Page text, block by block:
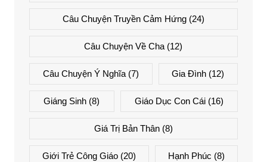
Câu Chuyện Truyền Cảm Hứng(24)
Câu Chuyện Về Cha (12)
Câu Chuyện Ý Nghĩa(7) Gia Đình (12)
Giáng Sinh (8) Giáo Dục Con Cái(16)
Giá Trị Bản Thân(8)
Giới Trẻ Công Giáo(20) Hạnh Phúc (8)